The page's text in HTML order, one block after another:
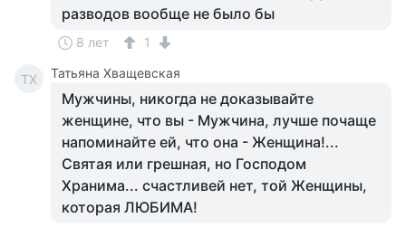
разводов вообще не было бы
8 лет 1
ТХ Татьяна Хващевская
Мужчины, никогда не доказывайте
женщине, что вы - Мужчина, лучше почаще
напоминайте ей, что она - Женщина!...
Святая или грешная, но Господом
Хранима... счастливей нет, той Женщины,
которая ЛЮБИМА!